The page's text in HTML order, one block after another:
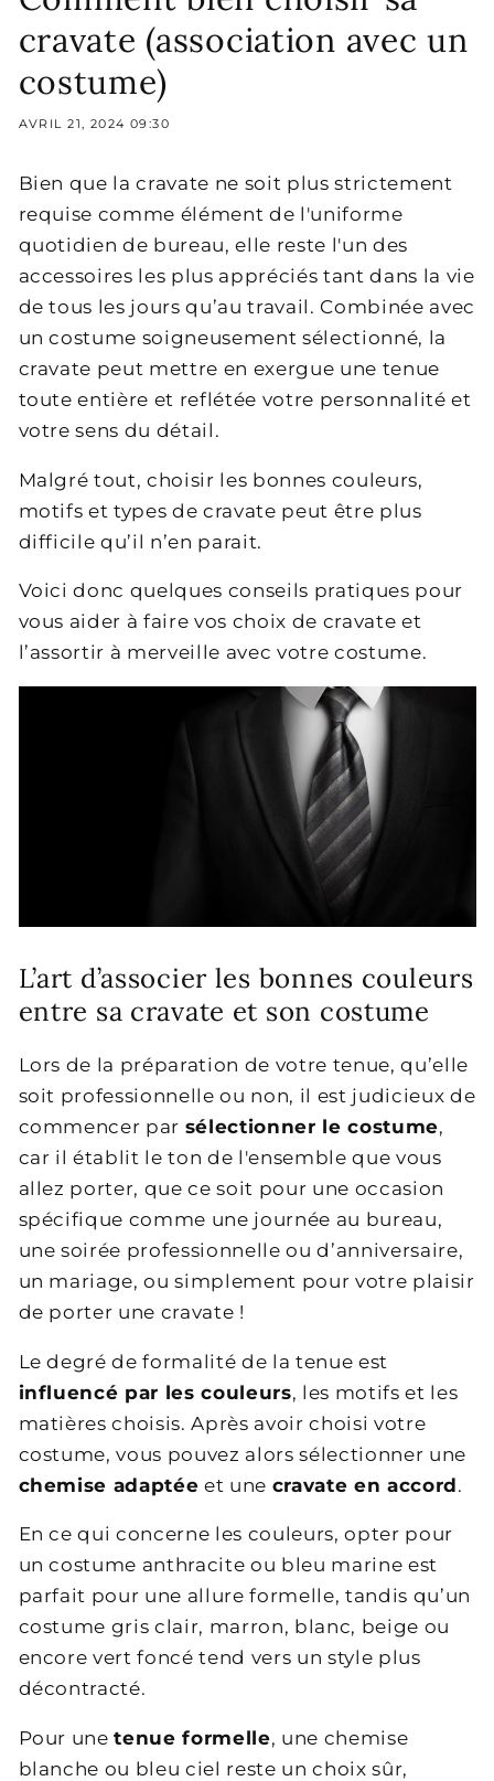
cravate (association avec un
costume)
AVRIL 21, 2024 09:30
Bien que la cravate ne soit plus strictement
requise comme élément de l'uniforme
quotidien de bureau, elle reste l'un des
accessoires les plus appréciés tant dans la vie
de tous les jours qu’au travail. Combinée avec
un costume soigneusement sélectionné, la
cravate peut mettre en exergue une tenue
toute entière et reflétée votre personnalité et
votre sens du détail.
Malgré tout, choisir les bonnes couleurs,
motifs et types de cravate peut être plus
difficile qu’il n’en parait.
Voici donc quelques conseils pratiques pour
vous aider à faire vos choix de cravate et
l’assortir à merveille avec votre costume.
L’art d’associer les bonnes couleurs
entre sa cravate et son costume
Lors de la préparation de votre tenue, qu’elle
soit professionnelle ou non, il est judicieux de
commencer par sélectionner le costume,
car il établit le ton de l'ensemble que vous
allez porter, que ce soit pour une occasion
spécifique comme une journée au bureau,
une soirée professionnelle ou d’anniversaire,
un mariage, ou simplement pour votre plaisir
de porter une cravate !
Le degré de formalité de la tenue est
influencé par les couleurs, les motifs et les
matières choisis. Après avoir choisi votre
costume, vous pouvez alors sélectionner une
chemise adaptée et une cravate en accord.
En ce qui concerne les couleurs, opter pour
un costume anthracite ou bleu marine est
parfait pour une allure formelle, tandis qu’un
costume gris clair, marron, blanc, beige ou
encore vert foncé tend vers un style plus
décontracté.
Pour unetenue formelle, une chemise
blanche ou bleu ciel reste un choix sûr,